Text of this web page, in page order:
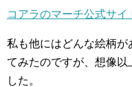
コアラのマーチ公式サイ
私も他にはどんな絵柄
てみたのですが、想像以
した。